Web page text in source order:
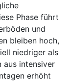
Phase führt
und
bleiben hoch,
niedriger als
aus intensiver
erhöht